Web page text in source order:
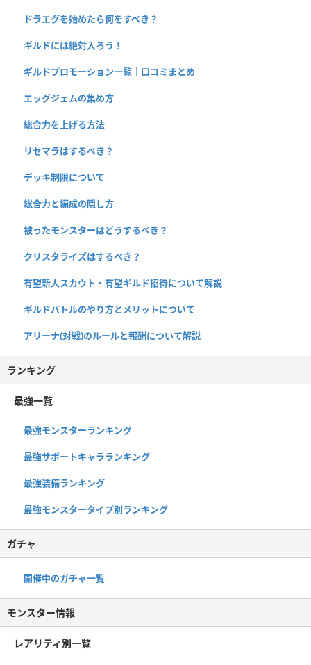
ドラエグを始めたら何をすべき？
ギルドには絶対入ろう！
ギルドプロモーション一覧｜口コミまとめ
エッグジェムの集め方
総合力を上げる方法
リセマラはするべき？
デッキ制限について
総合力と編成の隠し方
被ったモンスターはどうするべき？
クリスタライズはするべき？
有望新人スカウト・有望ギルド招待について解説
ギルドバトルのやり方とメリットについて
アリーナ(対戦)のルールと報酬について解説
ランキング
最強一覧
最強モンスターランキング
最強サポートキャラランキング
最強装備ランキング
最強モンスタータイプ別ランキング
ガチャ
開催中のガチャ一覧
モンスター情報
レアリティ別一覧